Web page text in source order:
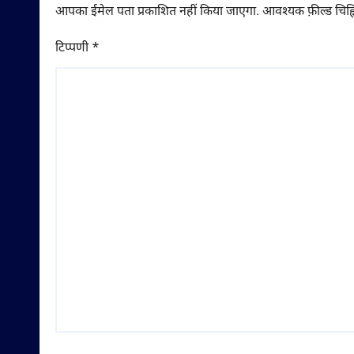
आपका ईमेल पता प्रकाशित नहीं किया जाएगा. आवश्यक फ़ील्ड
टिप्पणी*